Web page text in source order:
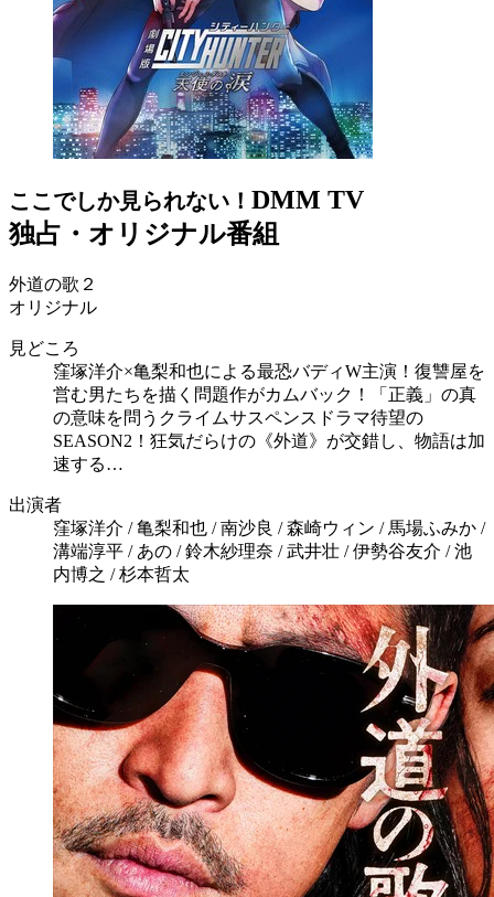
ここでしか見られない！ DMM TV
独占・オリジナル番組
外道の歌２
オリジナル
見どころ
窪塚洋介×亀梨和也による最恐バディW主演！復讐屋を
営む男たちを描く問題作がカムバック！「正義」の真
の意味を問うクライムサスペンスドラマ待望の
SEASON2！狂気だらけの《外道》が交錯し、物語は加
速する…
出演者
窪塚洋介 / 亀梨和也 / 南沙良 / 森崎ウィン / 馬場ふみか /
溝端淳平 / あの / 鈴木紗理奈 / 武井壮 / 伊勢谷友介 / 池
内博之 / 杉本哲太